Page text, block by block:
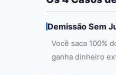
Demissão Sem
Você saca 100%
ganha dinheiro